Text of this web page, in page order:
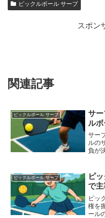
ピックルボール サーブ
スポン
関連記事
ピックルボール サーブ
サー
ル
サー
ルの
負が
のサ
ょ？
ピックルボール サーブ
ピ
で主
ピッ
権を
ール